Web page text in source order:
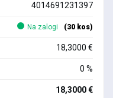
4014691231397
Na zalogi (30 kos)
18,3000 €
0 %
18,3000 €